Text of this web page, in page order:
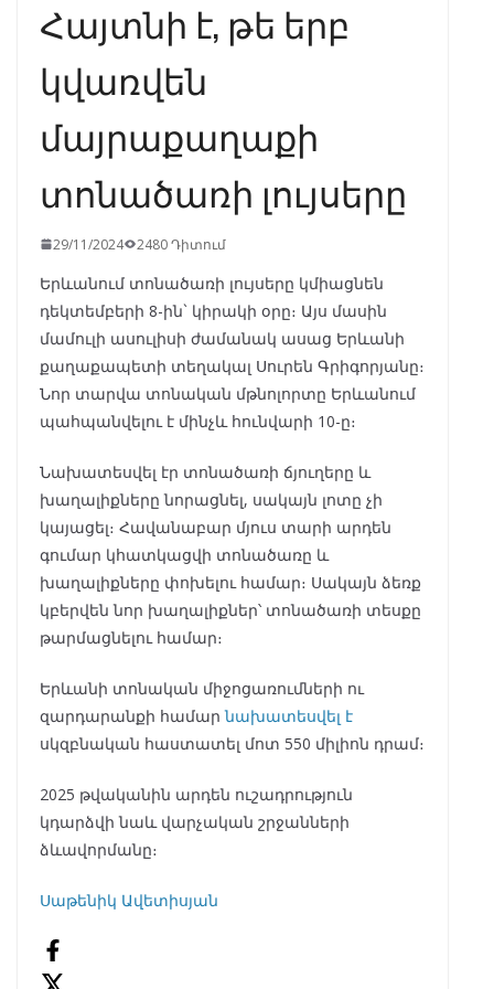
Հայտնի է, թե երբ
կվառվեն
մայրաքաղաքի
տոնածառի լույսերը
29/11/2024 2480 Դիտում
Երևանում տոնածառի լույսերը կմիացնեն
դեկտեմբերի 8-ին` կիրակի օրը։ Այս մասին
մամուլի ասուլիսի ժամանակ ասաց Երևանի
քաղաքապետի տեղակալ Սուրեն Գրիգորյանը։
Նոր տարվա տոնական մթնոլորտը Երևանում
պահպանվելու է մինչև հունվարի 10-ը։
Նախատեսվել էր տոնածառի ճյուղերը և
խաղալիքները նորացնել, սակայն լոտը չի
կայացել։ Հավանաբար մյուս տարի արդեն
գումար կհատկացվի տոնածառը և
խաղալիքները փոխելու համար։ Սակայն ձեռք
կբերվեն նոր խաղալիքներ՝ տոնածառի տեսքը
թարմացնելու համար։
Երևանի տոնական միջոցառումների ու
զարդարանքի համարնախատեսվել է
սկզբնական հաստատել մոտ 550 միլիոն դրամ։
2025 թվականին արդեն ուշադրություն
կդարձվի նաև վարչական շրջանների
ձևավորմանը։
Սաթենիկ Ավետիսյան